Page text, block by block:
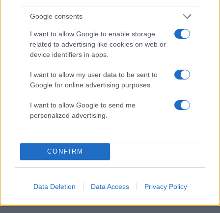
Google consents
I want to allow Google to enable storage
related to advertising like cookies on web or
device identifiers in apps.
I want to allow my user data to be sent to
Google for online advertising purposes.
I want to allow Google to send me
personalized advertising.
CONFIRM
Data Deletion Data Access Privacy Policy
20:48 17.01.20
Παντρεύονταν με... νεκρούς και "σήκωναν"
μεταμφιεσμένοι εκατοντάδες χιλιάδες ευρώ
από τράπεζες!